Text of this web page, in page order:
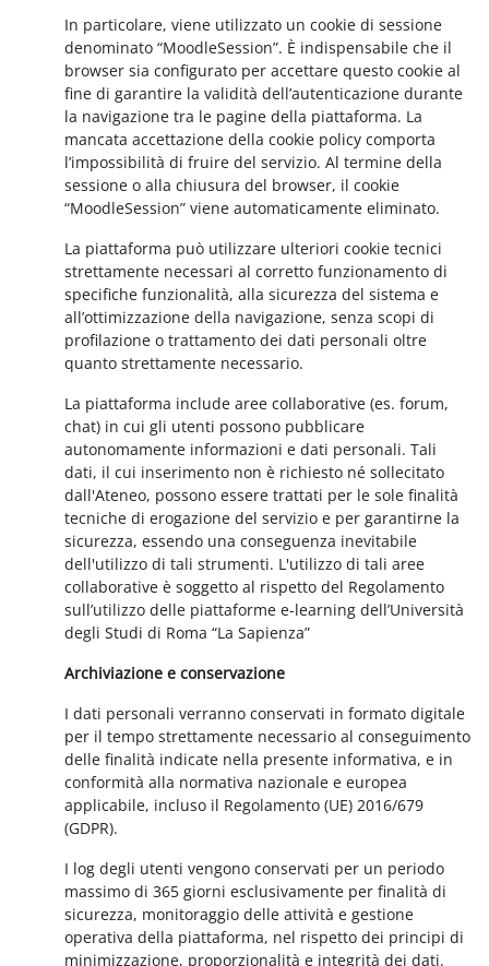
In particolare, viene utilizzato un cookie di sessione
denominato “MoodleSession”. È indispensabile che il
browser sia configurato per accettare questo cookie al
fine di garantire la validità dell’autenticazione durante
la navigazione tra le pagine della piattaforma. La
mancata accettazione della cookie policy comporta
l’impossibilità di fruire del servizio. Al termine della
sessione o alla chiusura del browser, il cookie
“MoodleSession” viene automaticamente eliminato.
La piattaforma può utilizzare ulteriori cookie tecnici
strettamente necessari al corretto funzionamento di
specifiche funzionalità, alla sicurezza del sistema e
all’ottimizzazione della navigazione, senza scopi di
profilazione o trattamento dei dati personali oltre
quanto strettamente necessario.
La piattaforma include aree collaborative (es. forum,
chat) in cui gli utenti possono pubblicare
autonomamente informazioni e dati personali. Tali
dati, il cui inserimento non è richiesto né sollecitato
dall'Ateneo, possono essere trattati per le sole finalità
tecniche di erogazione del servizio e per garantirne la
sicurezza, essendo una conseguenza inevitabile
dell'utilizzo di tali strumenti. L'utilizzo di tali aree
collaborative è soggetto al rispetto del Regolamento
sull’utilizzo delle piattaforme e-learning dell’Università
degli Studi di Roma “La Sapienza”
Archiviazione e conservazione
I dati personali verranno conservati in formato digitale
per il tempo strettamente necessario al conseguimento
delle finalità indicate nella presente informativa, e in
conformità alla normativa nazionale e europea
applicabile, incluso il Regolamento (UE) 2016/679
(GDPR).
I log degli utenti vengono conservati per un periodo
massimo di 365 giorni esclusivamente per finalità di
sicurezza, monitoraggio delle attività e gestione
operativa della piattaforma, nel rispetto dei principi di
minimizzazione, proporzionalità e integrità dei dati.